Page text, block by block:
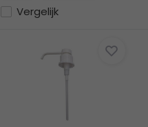
Vergelijk